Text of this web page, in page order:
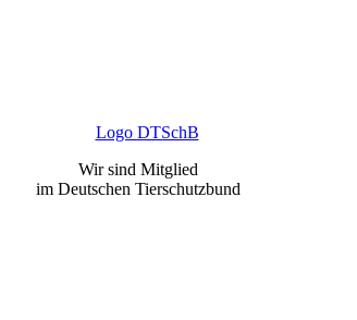
Wir sind Mitglied
im Deutschen Tierschutzbund